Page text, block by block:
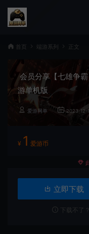
首页 端游系列 正文
会员分享【七雄争
游单机版
爱游网单 2023-12-
¥ 1 爱游币
立即下载
下载不了